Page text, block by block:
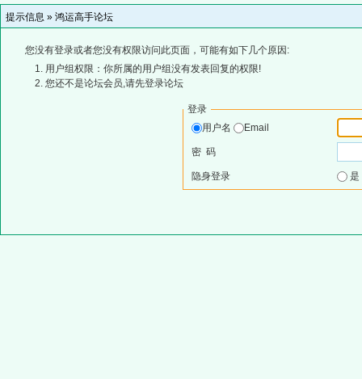
提示信息 » 鸿运高手论坛
您没有登录或者您没有权限访问此页面，可能有如下几个原因:
用户组权限：你所属的用户组没有发表回复的权限!
您还不是论坛会员,请先登录论坛
登录
用户名
Email
密 码
隐身登录